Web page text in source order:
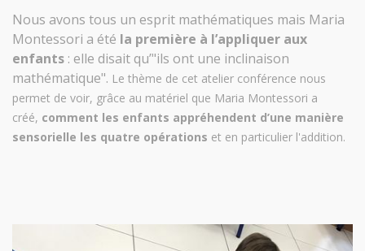
Nous avons tous un esprit mathématiques mais Maria
Montessori a été la première à l’appliquer aux
enfants : elle disait qu’"ils ont une inclinaison
mathématique". Le thème de cet atelier conférence nous
permet de voir, grâce au matériel que Maria Montessori a
créé, comment les enfants appréhendent d’une manière
sensorielle les quatre opérations et en particulier l'addition.